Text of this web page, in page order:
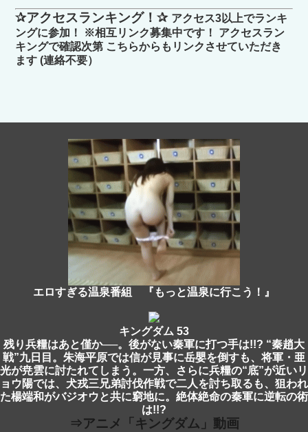
✰アクセスランキング！✰ アクセス3以上でランキ
ングに参加！ ※相互リンク募集中です！ アクセスラン
キングで確認次第 こちらからもリンクさせていただき
ます (連絡不要）
エロすぎる温泉番組 『もっと温泉に行こう！』
キングダム 53
残り兵糧はあと僅か──。後がない秦軍に打つ手は!!? “秦趙大
戦”九日目。朱海平原では信が見事に岳嬰を倒すも、将軍・亜
光が尭雲に討たれてしまう。一方、さらに兵糧の“底”が近いリ
ョウ陽では、犬戎三兄弟討伐作戦で二人を討ち取るも、狙われ
た楊端和がバジオウと共に窮地に。絶体絶命の秦軍に逆転の術
は!!?
⇒アニメ「キングダム」動画